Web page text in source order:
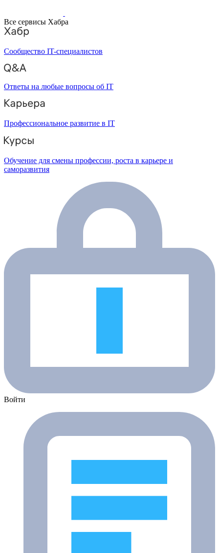
Все сервисы Хабра
Сообщество IT-специалистов
Ответы на любые вопросы об IT
Профессиональное развитие в IT
Обучение для смены профессии, роста в карьере и
саморазвития
Войти